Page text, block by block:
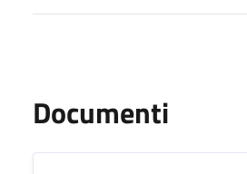
Documenti